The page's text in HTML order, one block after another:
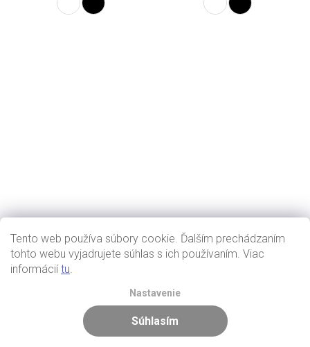
Tento web používa súbory cookie. Ďalším prechádzaním
tohto webu vyjadrujete súhlas s ich používaním. Viac
informáciítu.
Nastavenie
Súhlasím